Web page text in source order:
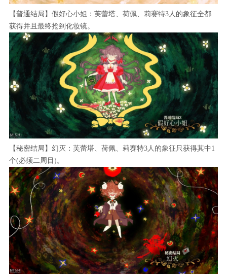
【普通结局】假好心小姐：‌芙蕾塔、荷佩、莉赛特3人的象征全都
获得并且最终抢到化妆镜。‌
【秘密结局】幻灭：芙蕾塔、荷佩、莉赛特3人的象征只获得其中1
个(必须二周目)。